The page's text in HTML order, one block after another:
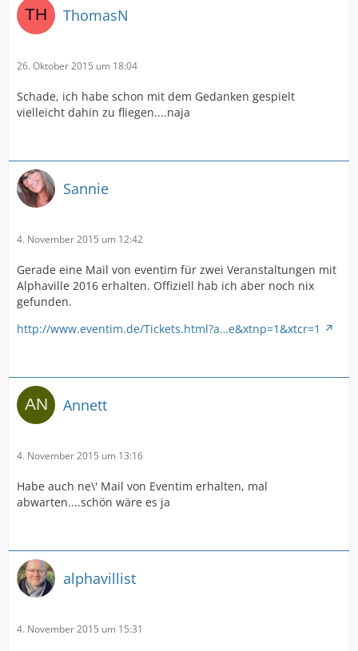
ThomasN
26. Oktober 2015 um 18:04
Schade, ich habe schon mit dem Gedanken gespielt
vielleicht dahin zu fliegen....naja
Sannie
4. November 2015 um 12:42
Gerade eine Mail von eventim für zwei Veranstaltungen mit
Alphaville 2016 erhalten. Offiziell hab ich aber noch nix
gefunden.
http://www.eventim.de/Tickets.html?a…e&xtnp=1&xtcr=1
Annett
4. November 2015 um 13:16
Habe auch ne\' Mail von Eventim erhalten, mal
abwarten....schön wäre es ja
alphavillist
4. November 2015 um 15:31